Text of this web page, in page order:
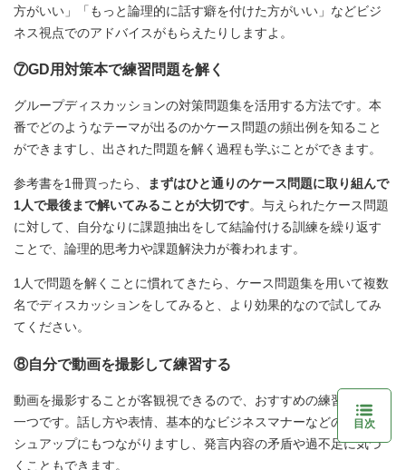
方がいい」「もっと論理的に話す癖を付けた方がいい」などビジ
ネス視点でのアドバイスがもらえたりしますよ。
⑦GD用対策本で練習問題を解く
グループディスカッションの対策問題集を活用する方法です。本
番でどのようなテーマが出るのかケース問題の頻出例を知ること
ができますし、出された問題を解く過程も学ぶことができます。
参考書を1冊買ったら、
まずはひと通りのケース問題に取り組んで
1人で最後まで解いてみることが大切です。与えられたケース問題
に対して、自分なりに課題抽出をして結論付ける訓練を繰り返す
ことで、論理的思考力や課題解決力が養われます。
1人で問題を解くことに慣れてきたら、ケース問題集を用いて複数
名でディスカッションをしてみると、より効果的なので試してみ
てください。
⑧自分で動画を撮影して練習する
動画を撮影することが客観視できるので、おすすめの練習方法の
一つです。話し方や表情、基本的なビジネスマナーなどのブラッ
シュアップにもつながりますし、発言内容の矛盾や過不足に気づ
くこともできます。
目次